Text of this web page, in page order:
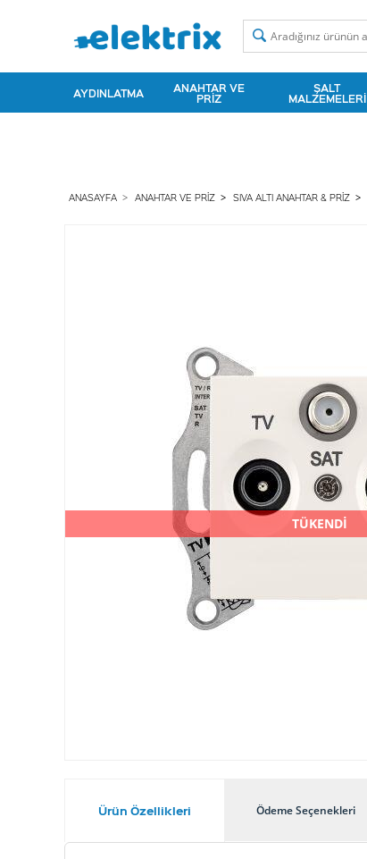
AYDINLATMA ANAHTAR VE
PRIZ
ŞALT
MALZEMELERI
ANASAYFA ANAHTAR VE PRIZ SIVA ALTI ANAHTAR & PRIZ
TÜKENDİ
Ürün Özellikleri Ödeme Seçenekleri